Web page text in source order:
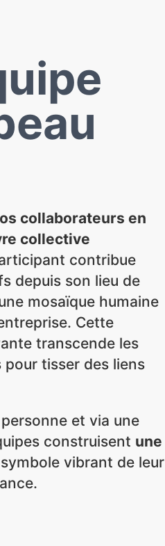
collaborateurs en
collective
contribue
depuis son lieu de
mosaïque humaine
Cette
transcende les
tisser des liens
et via une
construisent une
vibrant de leur